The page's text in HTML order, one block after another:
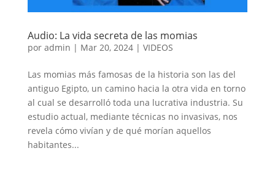
Audio: La vida secreta de las momias
por admin | Mar 20, 2024| VIDEOS
Las momias más famosas de la historia son las del
antiguo Egipto, un camino hacia la otra vida en torno
al cual se desarrolló toda una lucrativa industria. Su
estudio actual, mediante técnicas no invasivas, nos
revela cómo vivían y de qué morían aquellos
habitantes...